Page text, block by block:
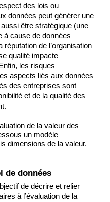
des lois ou
données peut générer une
être stratégique (une
à cause de données
de l’organisation
qualité impacte
les risques
aspects liés aux données
des entreprises sont
et de la qualité des
de la valeur des
un modèle
dimensions de la valeur.
de données
de décrire et relier
à l’évaluation de la